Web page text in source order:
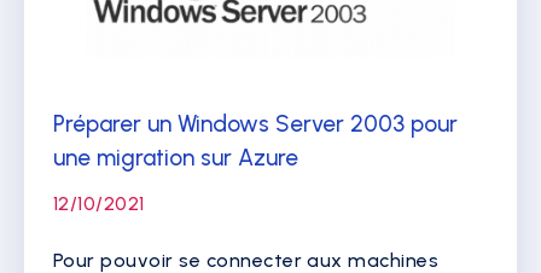
Préparer un Windows Server 2003 pour
une migration sur Azure
12/10/2021
Pour pouvoir se connecter aux machines